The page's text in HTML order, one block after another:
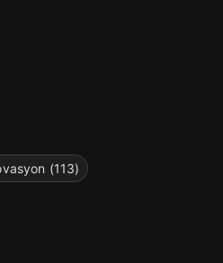
(113)